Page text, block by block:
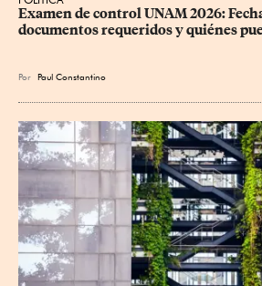
Examen de control UNAM 2026:
documentos requeridos y quiénes
Por Paul Constantino